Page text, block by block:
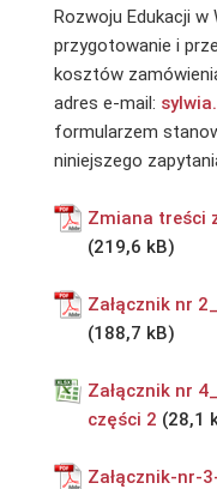
Rozwoju Edukacji
przygotowanie i
kosztów
adres e-mail:
formularzem
niniejszego
Zmiana treści
Załącznik nr
Załącznik nr
części 2
Załącznik-nr-